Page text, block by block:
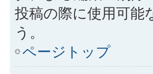
投稿の際に使用可能
う。
ページトップ